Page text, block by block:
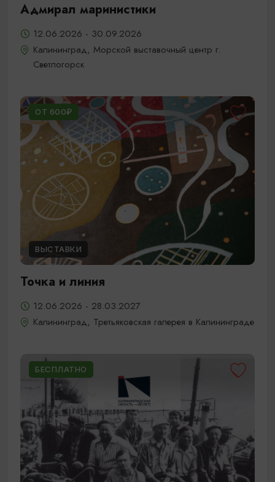
Адмирал маринистики
12.06.2026 - 30.09.2026
Калининград, Морской выставочный центр г.
Светлогорск
ОТ 600₽
ВЫСТАВКИ
Точка и линия
12.06.2026 - 28.03.2027
Калининград, Третьяковская галерея в Калининграде
БЕСПЛАТНО